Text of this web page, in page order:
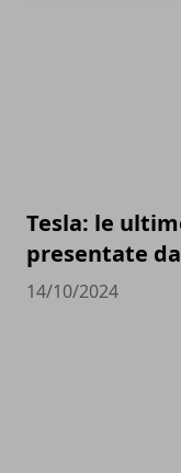
Tesla: le
presentate
14/10/2024